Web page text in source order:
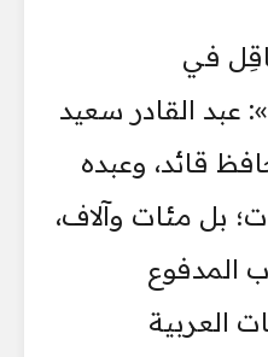
في
عبد القادر سعيد
قائد، وعبده
بل مئات وآلاف،
المدفوع
العربية